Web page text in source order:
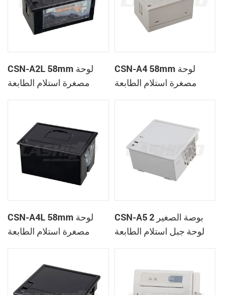
CSN-A2L 58mm لوحة
مصغرة استلام الطابعة
CSN-A4 58mm لوحة
مصغرة استلام الطابعة
CSN-A4L 58mm لوحة
مصغرة استلام الطابعة
CSN-A5 2 بوصة الصغير
لوحة جبل استلام الطابعة